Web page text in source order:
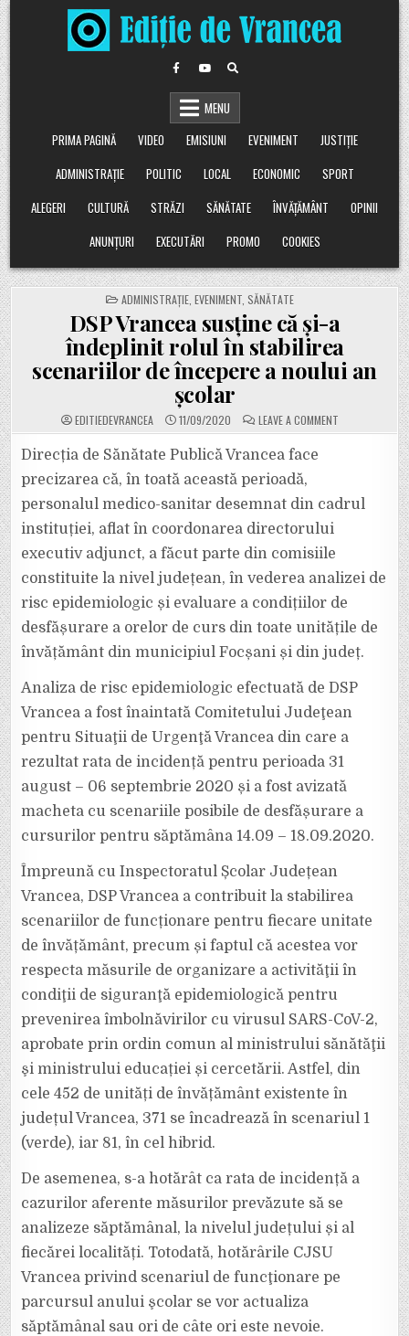
Skip
to
content
MENU
PRIMA PAGINĂ
VIDEO EMISIUNI EVENIMENT
JUSTIȚIE
ADMINISTRAȚIE
POLITIC LOCAL ECONOMIC
SPORT
ALEGERI
CULTURĂ STRĂZI SĂNĂTATE ÎNVĂȚĂMÂNT
OPINII
ANUNȚURI
EXECUTĂRI PROMO COOKIES
POSTED
IN
ADMINISTRAȚIE EVENIMENT SĂNĂTATE
DSP Vrancea susține că și-a
îndeplinit rolul în stabilirea
scenariilor de începere a noului an
școlar
EDITIEDEVRANCEA 11/09/2020 LEAVE A COMMENT
DSP
ÎNDEPLINIT
ROLUL
A
NOULUI
AN
ȘCOLAR
Direcția de Sănătate Publică Vrancea face
precizarea că, în toată această perioadă,
personalul medico-sanitar desemnat din cadrul
instituției, aflat în coordonarea directorului
executiv adjunct, a făcut parte din comisiile
constituite la nivel județean, în vederea analizei de
risc epidemiologic și evaluare a condițiilor de
desfășurare a orelor de curs din toate unitățile de
învățământ din municipiul Focșani și din județ.
Analiza de risc epidemiologic efectuată de DSP
Vrancea a fost înaintată Comitetului Judeţean
pentru Situaţii de Urgenţă Vrancea din care a
rezultat rata de incidență pentru perioada 31
august – 06 septembrie 2020 și a fost avizată
macheta cu scenariile posibile de desfășurare a
cursurilor pentru săptămâna 14.09 – 18.09.2020.
Împreună cu Inspectoratul Școlar Județean
Vrancea, DSP Vrancea a contribuit la stabilirea
scenariilor de funcționare pentru fiecare unitate
de învățământ, precum și faptul că acestea vor
respecta măsurile de organizare a activităţii în
condiţii de siguranţă epidemiologică pentru
prevenirea îmbolnăvirilor cu virusul SARS-CoV-2,
aprobate prin ordin comun al ministrului sănătăţii
şi ministrului educației și cercetării. Astfel, din
cele 452 de unități de învățământ existente în
județul Vrancea, 371 se încadrează în scenariul 1
(verde), iar 81, în cel hibrid.
De asemenea, s-a hotărât ca rata de incidență a
cazurilor aferente măsurilor prevăzute să se
analizeze săptămânal, la nivelul județului și al
fiecărei localități. Totodată, hotărârile CJSU
Vrancea privind scenariul de funcţionare pe
parcursul anului şcolar se vor actualiza
săptămânal sau ori de câte ori este nevoie.